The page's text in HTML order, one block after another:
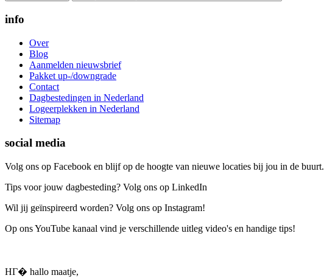
info
Over
Blog
Aanmelden nieuwsbrief
Pakket up-/downgrade
Contact
Dagbestedingen in Nederland
Logeerplekken in Nederland
Sitemap
social media
Volg ons op Facebook en blijf op de hoogte van nieuwe locaties bij jou in de buurt.
Tips voor jouw dagbesteding? Volg ons op LinkedIn
Wil jij geïnspireerd worden? Volg ons op Instagram!
Op ons YouTube kanaal vind je verschillende uitleg video's en handige tips!
HГ� hallo maatje,